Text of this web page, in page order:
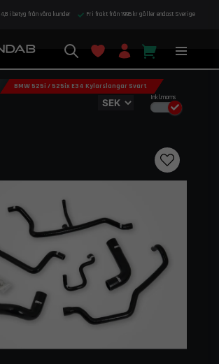
4,8 i betyg från våra kunder Fri frakt från 1995 kr gäller endast Sverige
Inkl.moms
BMW 525i / 525ix E34 Kylarslangar Svart